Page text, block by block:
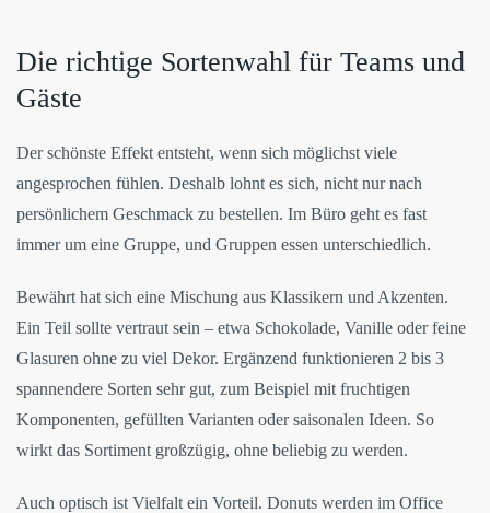
Die richtige Sortenwahl für Teams und
Gäste
Der schönste Effekt entsteht, wenn sich möglichst viele
angesprochen fühlen. Deshalb lohnt es sich, nicht nur nach
persönlichem Geschmack zu bestellen. Im Büro geht es fast
immer um eine Gruppe, und Gruppen essen unterschiedlich.
Bewährt hat sich eine Mischung aus Klassikern und Akzenten.
Ein Teil sollte vertraut sein – etwa Schokolade, Vanille oder feine
Glasuren ohne zu viel Dekor. Ergänzend funktionieren 2 bis 3
spannendere Sorten sehr gut, zum Beispiel mit fruchtigen
Komponenten, gefüllten Varianten oder saisonalen Ideen. So
wirkt das Sortiment großzügig, ohne beliebig zu werden.
Auch optisch ist Vielfalt ein Vorteil. Donuts werden im Office